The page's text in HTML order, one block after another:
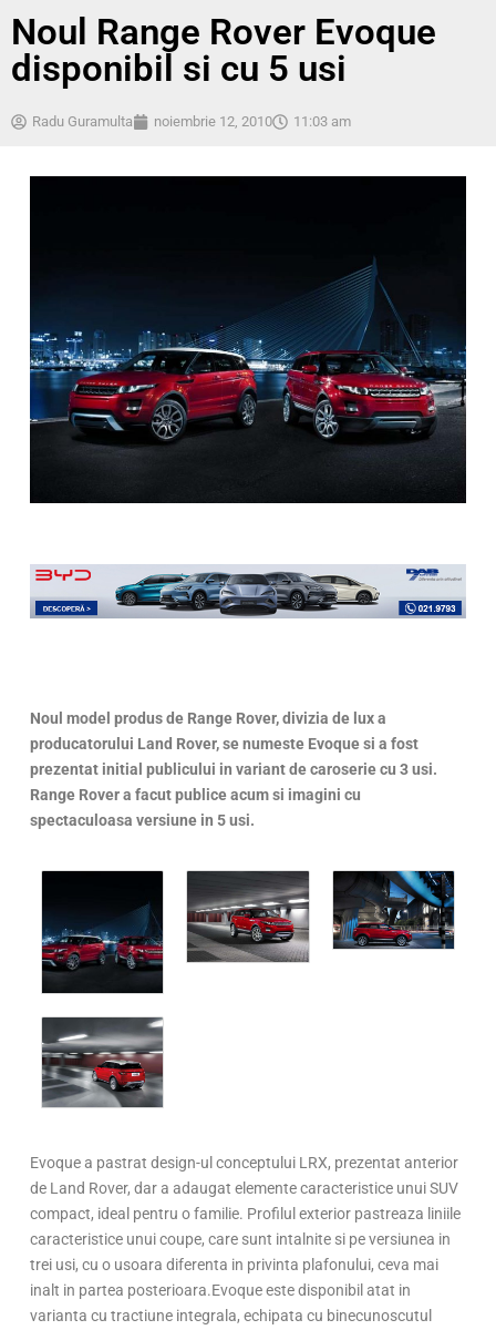
Noul Range Rover Evoque
disponibil si cu 5 usi
Radu Guramulta noiembrie 12, 2010 11:03 am
Noul model produs de Range Rover, divizia de lux a
producatorului Land Rover, se numeste Evoque si a fost
prezentat initial publicului in variant de caroserie cu 3 usi.
Range Rover a facut publice acum si imagini cu
spectaculoasa versiune in 5 usi.
Evoque a pastrat design-ul conceptului LRX, prezentat anterior
de Land Rover, dar a adaugat elemente caracteristice unui SUV
compact, ideal pentru o familie. Profilul exterior pastreaza liniile
caracteristice unui coupe, care sunt intalnite si pe versiunea in
trei usi, cu o usoara diferenta in privinta plafonului, ceva mai
inalt in partea posterioara.Evoque este disponibil atat in
varianta cu tractiune integrala, echipata cu binecunoscutul